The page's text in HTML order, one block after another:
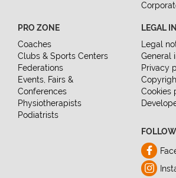
PRO ZONE
Coaches
Clubs & Sports Centers
Federations
Events, Fairs &
Conferences
Physiotherapists
Podiatrists
LEGAL
Legal
General
Privacy
Cookies